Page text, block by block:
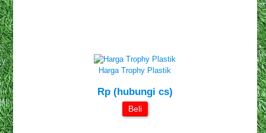
Harga Trophy Plastik
Rp (hubungi cs)
Beli